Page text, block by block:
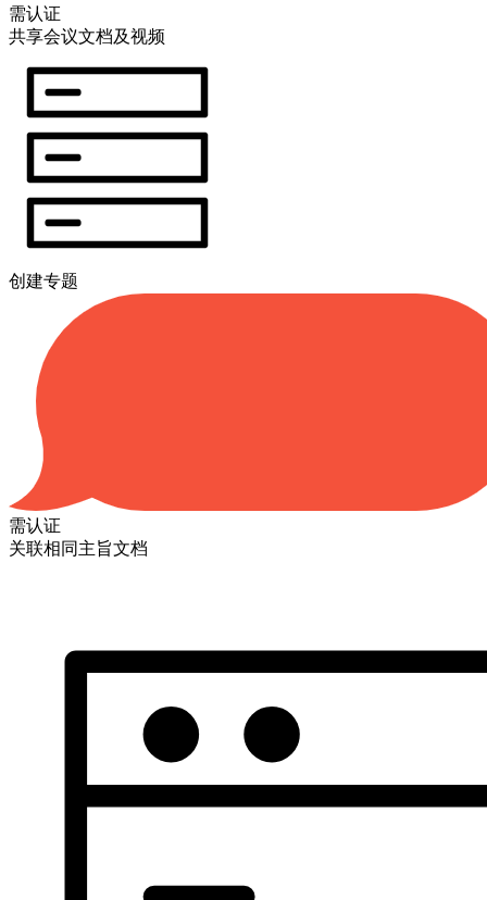
需认证
共享会议文档及视频
创建专题
需认证
关联相同主旨文档